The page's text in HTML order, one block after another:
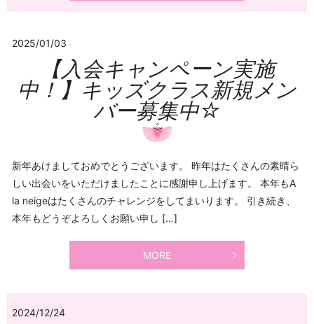
2025/01/03
【入会キャンペーン実施
中！】キッズクラス新規メン
バー募集中☆
新年あけましておめでとうございます。 昨年はたくさんの素晴ら
しい出会いをいただけましたことに感謝申し上げます。 本年もA
la neigeはたくさんのチャレンジをしてまいります。 引き続き、
本年もどうぞよろしくお願い申し […]
MORE
2024/12/24